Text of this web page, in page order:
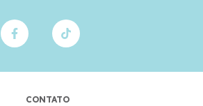
CONTATO